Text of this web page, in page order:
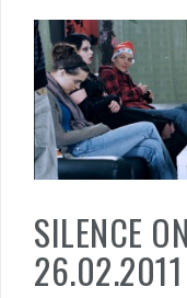
SILENCE
26.02.2011